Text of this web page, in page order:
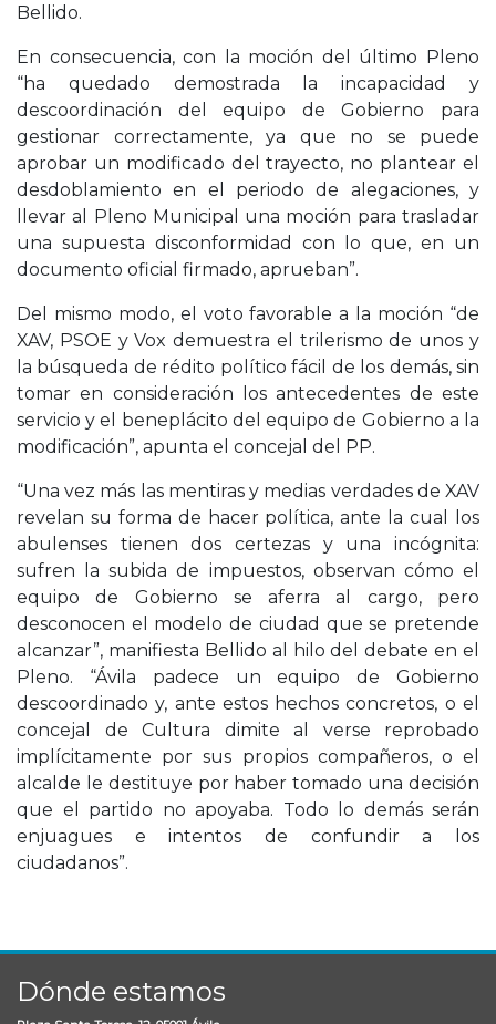
Bellido.
En consecuencia, con la moción del último Pleno
“ha quedado demostrada la incapacidad y
descoordinación del equipo de Gobierno para
gestionar correctamente, ya que no se puede
aprobar un modificado del trayecto, no plantear el
desdoblamiento en el periodo de alegaciones, y
llevar al Pleno Municipal una moción para trasladar
una supuesta disconformidad con lo que, en un
documento oficial firmado, aprueban”.
Del mismo modo, el voto favorable a la moción “de
XAV, PSOE y Vox demuestra el trilerismo de unos y
la búsqueda de rédito político fácil de los demás, sin
tomar en consideración los antecedentes de este
servicio y el beneplácito del equipo de Gobierno a la
modificación”, apunta el concejal del PP.
“Una vez más las mentiras y medias verdades de XAV
revelan su forma de hacer política, ante la cual los
abulenses tienen dos certezas y una incógnita:
sufren la subida de impuestos, observan cómo el
equipo de Gobierno se aferra al cargo, pero
desconocen el modelo de ciudad que se pretende
alcanzar”, manifiesta Bellido al hilo del debate en el
Pleno. “Ávila padece un equipo de Gobierno
descoordinado y, ante estos hechos concretos, o el
concejal de Cultura dimite al verse reprobado
implícitamente por sus propios compañeros, o el
alcalde le destituye por haber tomado una decisión
que el partido no apoyaba. Todo lo demás serán
enjuagues e intentos de confundir a los
ciudadanos”.
Dónde estamos